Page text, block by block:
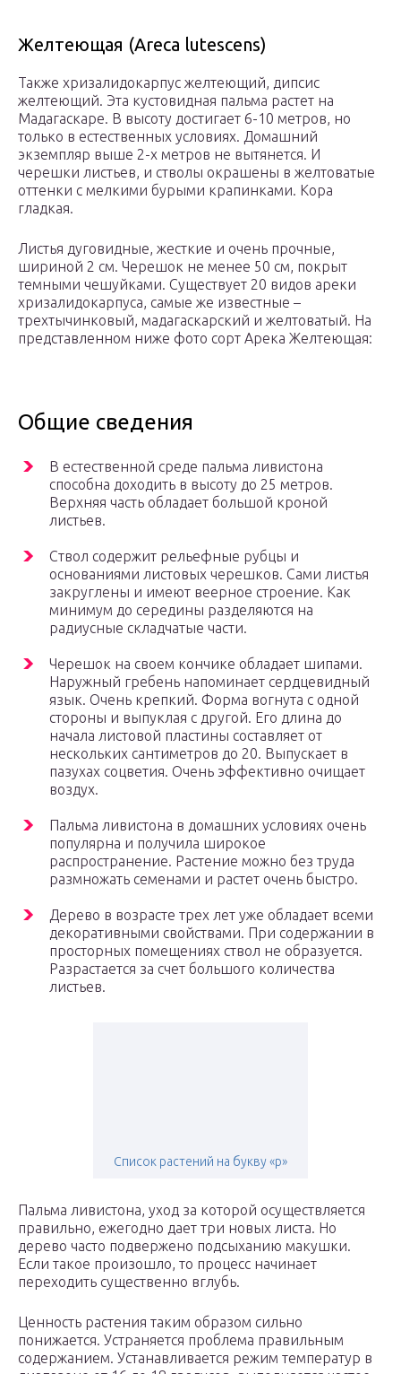
Желтеющая (Areca lutescens)
Также хризалидокарпус желтеющий, дипсис
желтеющий. Эта кустовидная пальма растет на
Мадагаскаре. В высоту достигает 6-10 метров, но
только в естественных условиях. Домашний
экземпляр выше 2-х метров не вытянется. И
черешки листьев, и стволы окрашены в желтоватые
оттенки с мелкими бурыми крапинками. Кора
гладкая.
Листья дуговидные, жесткие и очень прочные,
шириной 2 см. Черешок не менее 50 см, покрыт
темными чешуйками. Существует 20 видов ареки
хризалидокарпуса, самые же известные –
трехтычинковый, мадагаскарский и желтоватый. На
представленном ниже фото сорт Арека Желтеющая:
Общие сведения
В естественной среде пальма ливистона
способна доходить в высоту до 25 метров.
Верхняя часть обладает большой кроной
листьев.
Ствол содержит рельефные рубцы и
основаниями листовых черешков. Сами листья
закруглены и имеют веерное строение. Как
минимум до середины разделяются на
радиусные складчатые части.
Черешок на своем кончике обладает шипами.
Наружный гребень напоминает сердцевидный
язык. Очень крепкий. Форма вогнута с одной
стороны и выпуклая с другой. Его длина до
начала листовой пластины составляет от
нескольких сантиметров до 20. Выпускает в
пазухах соцветия. Очень эффективно очищает
воздух.
Пальма ливистона в домашних условиях очень
популярна и получила широкое
распространение. Растение можно без труда
размножать семенами и растет очень быстро.
Дерево в возрасте трех лет уже обладает всеми
декоративными свойствами. При содержании в
просторных помещениях ствол не образуется.
Разрастается за счет большого количества
листьев.
Список растений на букву «р»
Пальма ливистона, уход за которой осуществляется
правильно, ежегодно дает три новых листа. Но
дерево часто подвержено подсыханию макушки.
Если такое произошло, то процесс начинает
переходить существенно вглубь.
Ценность растения таким образом сильно
понижается. Устраняется проблема правильным
содержанием. Устанавливается режим температур в